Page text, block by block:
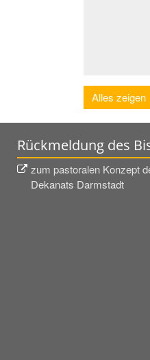
Alles zeigen
Rückmeldung des
zum pastoralen Konzept
Dekanats Darmstadt